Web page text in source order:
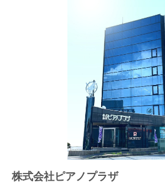
株式会社ピアノプラザ